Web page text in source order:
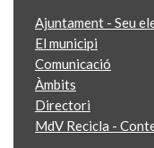
Ajuntament - Seu
El municipi
Comunicació
Àmbits
Directori
MdV Recicla -